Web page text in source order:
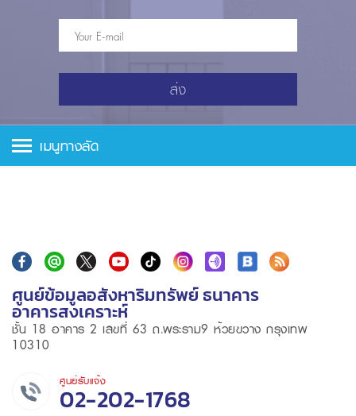
ส่ง
เมนูทางลัด
ศูนย์ข้อมูลอสังหาริมทรัพย์ ธนาคาร
อาคารสงเคราะห์
ชั้น 18 อาคาร 2 เลขที่ 63 ถ.พระราม9 ห้วยขวาง กรุงเทพ
10310
ศูนย์รับแจ้ง
02-202-1768